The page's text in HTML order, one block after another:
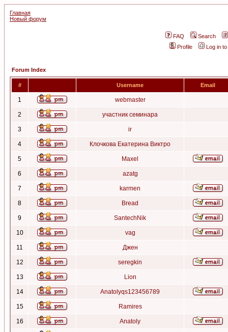
Главная
Новый форум
FAQ
Search
Profile
Log in
Forum Index
# Username Email
1 webmaster
2 участник семинара
3 ir
4 Клочкова Екатерина Виктро
5 Maxel
6 azatg
7 karmen
8 Bread
9 SantechNik
10 vag
11 Джен
12 seregkin
13 Lion
14 Anatolyqs123456789
15 Ramires
16 Anatoly